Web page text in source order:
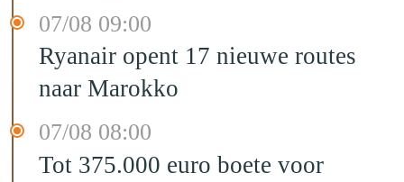
07/08 09:00
Ryanair opent 17 nieuwe routes
naar Marokko
07/08 08:00
Tot 375.000 euro boete voor